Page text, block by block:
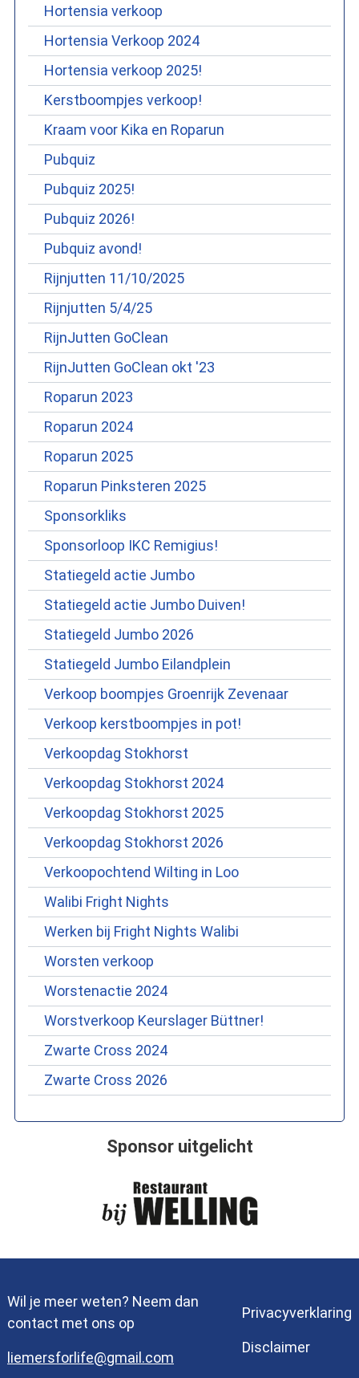
Hortensia verkoop
Hortensia Verkoop 2024
Hortensia verkoop 2025!
Kerstboompjes verkoop!
Kraam voor Kika en Roparun
Pubquiz
Pubquiz 2025!
Pubquiz 2026!
Pubquiz avond!
Rijnjutten 11/10/2025
Rijnjutten 5/4/25
RijnJutten GoClean
RijnJutten GoClean okt '23
Roparun 2023
Roparun 2024
Roparun 2025
Roparun Pinksteren 2025
Sponsorkliks
Sponsorloop IKC Remigius!
Statiegeld actie Jumbo
Statiegeld actie Jumbo Duiven!
Statiegeld Jumbo 2026
Statiegeld Jumbo Eilandplein
Verkoop boompjes Groenrijk Zevenaar
Verkoop kerstboompjes in pot!
Verkoopdag Stokhorst
Verkoopdag Stokhorst 2024
Verkoopdag Stokhorst 2025
Verkoopdag Stokhorst 2026
Verkoopochtend Wilting in Loo
Walibi Fright Nights
Werken bij Fright Nights Walibi
Worsten verkoop
Worstenactie 2024
Worstverkoop Keurslager Büttner!
Zwarte Cross 2024
Zwarte Cross 2026
Sponsor uitgelicht
Wil je meer weten? Neem dan
contact met ons op
liemersforlife@gmail.com
Privacyverklaring
Disclaimer